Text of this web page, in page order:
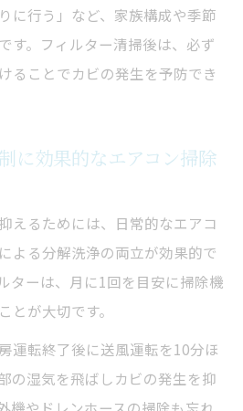
に行う」など、家族構成や季節
す。フィルター清掃後は、必ず
ることでカビの発生を予防でき
に効果的なエアコン掃除
えるためには、日常的なエアコ
よる分解洗浄の両立が効果的で
ターは、月に1回を目安に掃除機
とが大切です。
運転終了後に送風運転を10分ほ
の湿気を飛ばしカビの発生を抑